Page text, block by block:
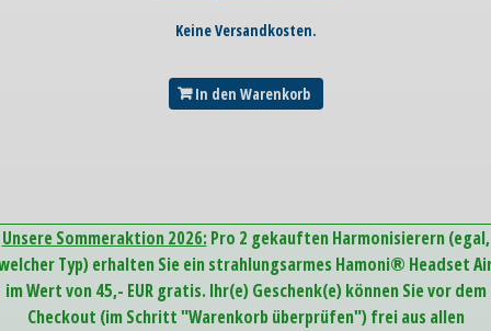
Keine Versandkosten.
In den Warenkorb
Unsere Sommeraktion 2026: Pro 2 gekauften Harmonisierern (egal,
Typ) erhalten Sie ein strahlungsarmes Hamoni® Headset
im Wert von 45,- EUR gratis. Ihr(e) Geschenk(e) können Sie vor dem
Checkout (im Schritt "Warenkorb überprüfen") frei aus allen